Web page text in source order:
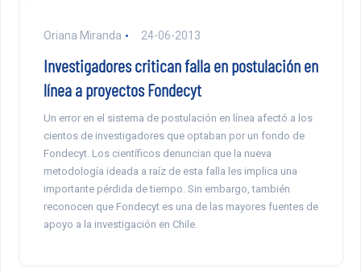
Oriana Miranda 24-06-2013
Investigadores critican falla en postulación en
línea a proyectos Fondecyt
Un error en el sistema de postulación en línea afectó a los
cientos de investigadores que optaban por un fondo de
Fondecyt. Los científicos denuncian que la nueva
metodología ideada a raíz de esta falla les implica una
importante pérdida de tiempo. Sin embargo, también
reconocen que Fondecyt es una de las mayores fuentes de
apoyo a la investigación en Chile.